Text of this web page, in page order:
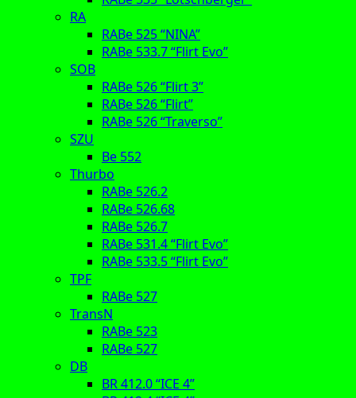
RA
RABe 525 “NINA”
RABe 533.7 “Flirt Evo”
SOB
RABe 526 “Flirt 3”
RABe 526 “Flirt”
RABe 526 “Traverso”
SZU
Be 552
Thurbo
RABe 526.2
RABe 526.68
RABe 526.7
RABe 531.4 “Flirt Evo”
RABe 533.5 “Flirt Evo”
TPF
RABe 527
TransN
RABe 523
RABe 527
DB
BR 412.0 “ICE 4”